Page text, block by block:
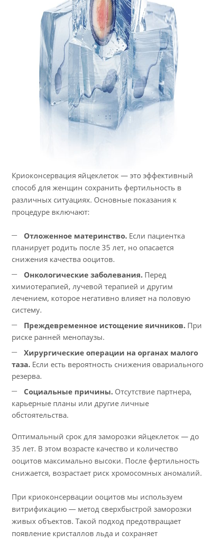
Криоконсервация яйцеклеток — это эффективный
способ для женщин сохранить фертильность в
различных ситуациях. Основные показания к
процедуре включают:
Отложенное материнство. Если пациентка
планирует родить после 35 лет, но опасается
снижения качества ооцитов.
Онкологические заболевания. Перед
химиотерапией, лучевой терапией и другим
лечением, которое негативно влияет на половую
систему.
Преждевременное истощение яичников. При
риске ранней менопаузы.
Хирургические операции на органах малого
таза. Если есть вероятность снижения овариального
резерва.
Социальные причины. Отсутствие партнера,
карьерные планы или другие личные
обстоятельства.
Оптимальный срок для заморозки яйцеклеток — до
35 лет. В этом возрасте качество и количество
ооцитов максимально высоки. После фертильность
снижается, возрастает риск хромосомных аномалий.
При криоконсервации ооцитов мы используем
витрификацию — метод сверхбыстрой заморозки
живых объектов. Такой подход предотвращает
появление кристаллов льда и сохраняет